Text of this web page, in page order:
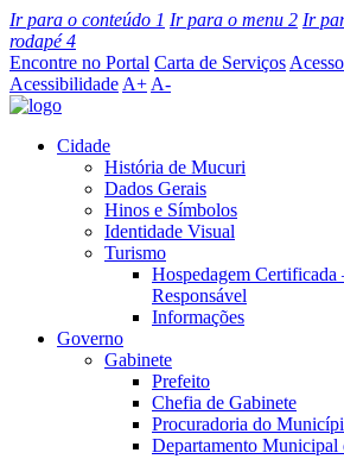
Ir para o conteúdo 1 Ir para o menu 2 Ir
rodapé4
Encontre no Portal Carta de Serviços
Acessibilidade A+ A-
Cidade
História de Mucuri
Dados Gerais
Hinos e Símbolos
Identidade Visual
Turismo
Hospedagem Certificada
Responsável
Informações
Governo
Gabinete
Prefeito
Chefia de Gabinete
Procuradoria do
Departamento Municipal